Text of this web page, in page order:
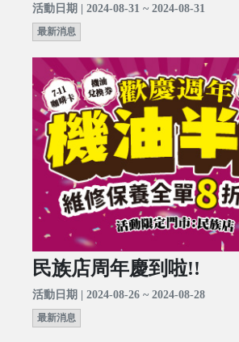
活動日期 | 2024-08-31 ~ 2024-08-31
最新消息
民族店周年慶到啦!!
活動日期 | 2024-08-26 ~ 2024-08-28
最新消息